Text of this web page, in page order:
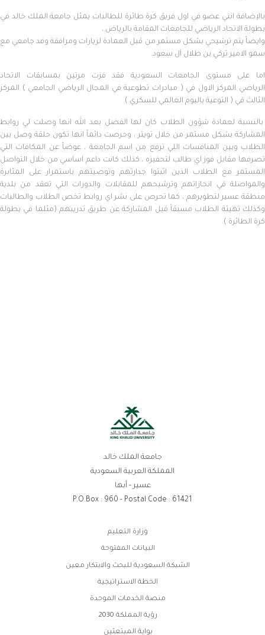
بالإضافة انني عضو في اول فريق كرة طائرة للطالبات يمثل جامعة الملك خالد في
بطولة الاتحاد الرياضي للجامعات المقامة بالرياض ،
وايضاً يتم ترشيحي بشكل مستمر من قبل العمادة لزيارات ومرافقة وفد جامعي مع
سمو الامير تركي بن طلال آل سعود.
اما على مستوى الجامعات السعودية فقد فزت مرتين بمسابقات الاتحاد
الرياضي المركز الاول في ( مبادرات تطوعية في المجال الرياضي الجامعي ) المركز
الثالث في ( التوعية باليوم العالمي للسكري ).
بالنسبة لعمادة شؤون الطلاب كان لها الفضل بعد الله انها وصلت لي روابط
المشاركة بشكل مستمر من خلال تويتر ، وحرصت دائماً انها تكون حلقة وصل بين
الطلاب وبين المنافسات اللي ترفع من اسم الجامعة ، عوضاً عن المكافات التي
تصرفها مقابل فوز اي طالب لتحفيزه ، كذلك كانت داعم اساسي من خلال التواصل
المستمر مع الطلاب الذين اثبتوا جدارتهم وتوصيتهم باستمرار على المثابرة
والمواصلة في انجازاتهم وترشيحهم للمقابلات والدورات التي تعقد من بلدية
منطقة عسير لتطويرهم ، كما تحرص على نشر اي روابط تخص الطلاب والطالبات
وكذلك تهيئة الطلاب مسبقاً قبل المشاركة عن طريق تدريبهم (مثلما في بطولة
كرة الطائرة ).
جامعة الملك خالد
المملكة العربية السعودية
عسير - أبها
P.O.Box : 960 - Postal Code : 61421
وزارة التعليم
البيانات المفتوحة
الشبكة السعودية للبحث والابتكار معين
الخطة الاستراتيجية
منصة الخدمات الموحدة
رؤية المملكة 2030
بوابة المبتعثين